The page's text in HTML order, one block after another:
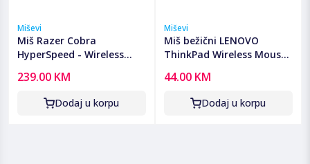
Miševi
Miš Razer Cobra
HyperSpeed - Wireless
Packaging, RZ01-
05570100-R3G1
239.00 KM
Dodaj u korpu
Miševi
Miš bežični LENOVO
ThinkPad Wireless Mouse,
44.00 KM
Dodaj u korpu